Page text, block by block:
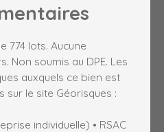
774 lots. Aucune
Non soumis au DPE. Les
auxquels ce bien est
le site Géorisques :
individuelle) • RSAC